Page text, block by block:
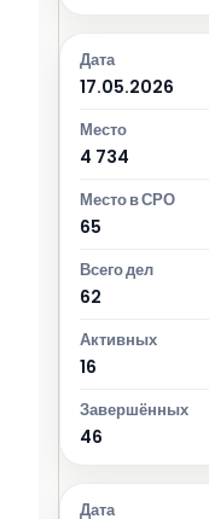
17.05.2026
4 734
65
62
16
46